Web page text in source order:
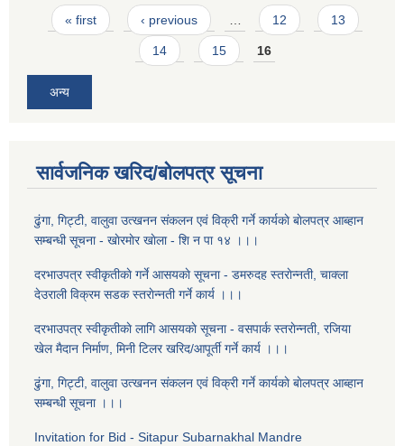
Pages
« first ‹ previous 12 13
14 15 16
अन्य
सार्वजनिक खरिद/बोलपत्र सूचना
ढुंगा, गिट्टी, वालुवा उत्खनन संकलन एवं विक्री गर्ने कार्यकाे बाेलपत्र आब्हान
सम्बन्धी सूचना - खाेरमाेर खाेला - शि‍ न पा १४ ।।।
दरभाउपत्र स्वीकृतीकाे गर्ने आसयकाे सूचना - डमरुदह स्तराेन्नती, चाक्ला
देउराली विक्रम सडक स्तराेन्नती गर्ने कार्य ।।।
दरभाउपत्र स्वीकृतीकाे लागि आसयकाे सूचना - वसपार्क स्तराेन्नती, रजिया
खेल मैदान निर्माण, मिनी टिलर खरिद/आपूर्ती गर्ने कार्य ।।।
ढुंगा, गिट्टी, वालुवा उत्खनन संकलन एवं विक्री गर्ने कार्यकाे बाेलपत्र आब्हान
सम्बन्धी सूचना ।।।
Invitation for Bid - Sitapur Subarnakhal Mandre